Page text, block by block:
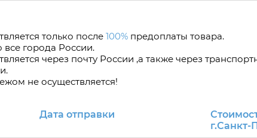
только после 100% предоплаты товара.
все города России.
через почту России ,а также через
не осуществляется!
Дата отправки
г.Санкт-